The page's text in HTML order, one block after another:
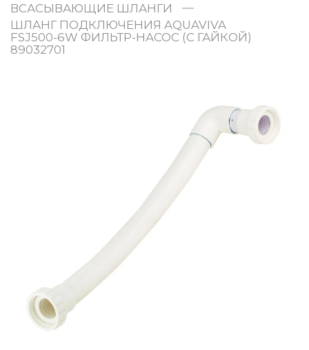
ВСАСЫВАЮЩИЕ ШЛАНГИ
ШЛАНГ ПОДКЛЮЧЕНИЯ AQUAVIVA
FSJ500-6W ФИЛЬТР-НАСОС (С ГАЙКОЙ)
89032701